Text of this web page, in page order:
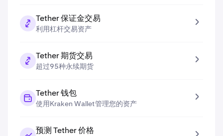
Tether 保证金交易
利用杠杆交易资产
Tether 期货交易
超过95种永续期货
Tether 钱包
使用Kraken Wallet管理您的资产
预测 Tether 价格